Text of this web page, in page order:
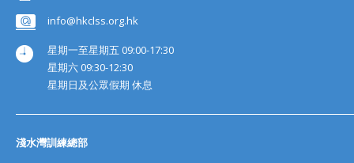
info@hkclss.org.hk
星期一至星期五 09:00-17:30
星期六 09:30-12:30
星期日及公眾假期 休息
淺水灣訓練總部